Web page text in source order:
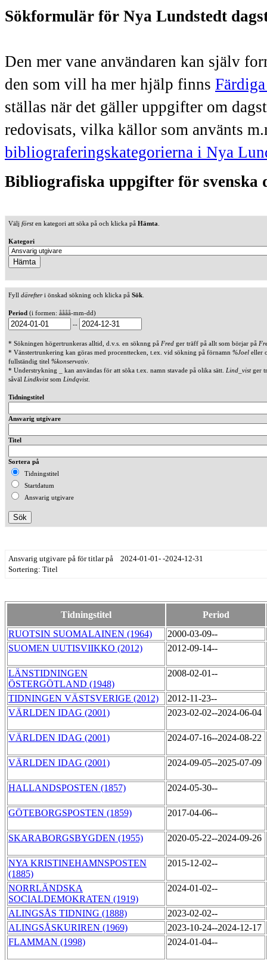
Sökformulär för Nya Lundstedt
Den mer vane användaren kan själv
den som vill ha mer hjälp finns
ställas när det gäller uppgifter om
redovisats, vilka källor som använts
bibliograferingskategorierna i Nya
Bibliografiska uppgifter för svenska
Välj försten kategori att söka på och klicka på Hämta
Kategori
Fyll därefteri önskad sökning och klicka på Sök
Period (i formen: åååå-mm-dd)
--
* Sökningen högertrunkeras alltid, d.v.s. en söknng på Fred ger träff på allt som börjar på
* Vänstertrunkering kan göras med procenttecken, t.ex. vid sökning på förnamn %Joel eller
fullständig titel %konservativ
* Understrykning _ kan användas för att söka t.ex. namn stavade på olika sätt. Lind_vistger
såväl Lindkvistsom Lindqvist.
Tidningstitel
Ansvarig utgivare
Titel
Sortera på
Tidningstitel
Startdatum
Ansvarig utgivare
Ansvarig utgivare på för titlar på 2024-01-01- -2024-12-31
Sortering: Titel
Tidningstitel
Period
RUOTSIN SUOMALAINEN (1964)
2000-03-09--
SUOMEN UUTISVIIKKO (2012)
2012-09-14--
LÄNSTIDNINGEN
ÖSTERGÖTLAND (1948)
2008-02-01--
TIDNINGEN VÄSTSVERIGE (2012)
2012-11-23--
VÄRLDEN IDAG (2001)
2023-02-02--2024-06-04
VÄRLDEN IDAG (2001) 2024-07-16--2024-08-22
VÄRLDEN IDAG (2001) 2024-09-05--2025-07-09
HALLANDSPOSTEN (1857) 2024-05-30--
GÖTEBORGSPOSTEN (1859) 2017-04-06--
SKARABORGSBYGDEN (1955) 2020-05-22--2024-09-26
NYA KRISTINEHAMNSPOSTEN
(1885)
2015-12-02--
NORRLÄNDSKA
SOCIALDEMOKRATEN (1919)
2024-01-02--
ALINGSÅS TIDNING (1888)
2023-02-02--
ALINGSÅSKURIREN (1969)
2023-10-24--2024-12-17
FLAMMAN (1998)
2024-01-04--